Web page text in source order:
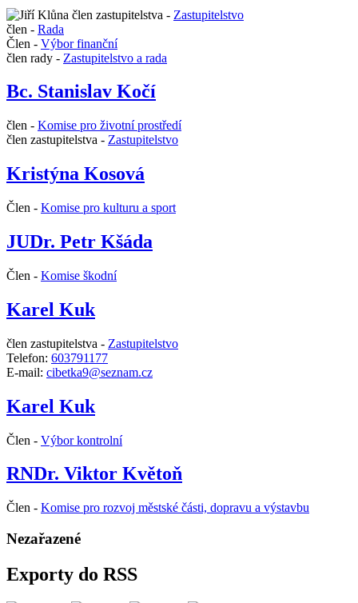
člen zastupitelstva - Zastupitelstvo
člen - Rada
Člen - Výbor finanční
člen rady - Zastupitelstvo a rada
Bc. Stanislav Kočí
člen - Komise pro životní prostředí
člen zastupitelstva - Zastupitelstvo
Kristýna Kosová
Člen - Komise pro kulturu a sport
JUDr. Petr Kšáda
Člen - Komise škodní
Karel Kuk
člen zastupitelstva - Zastupitelstvo
Telefon: 603791177
E-mail: cibetka9@seznam.cz
Karel Kuk
Člen - Výbor kontrolní
RNDr. Viktor Květoň
Člen - Komise pro rozvoj městské části, dopravu a výstavbu
Nezařazené
Exporty do RSS